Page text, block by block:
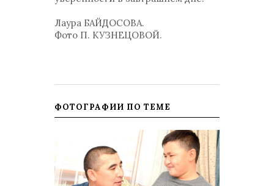
Лаура БАЙДОСОВА.
Фото П. КУЗНЕЦОВОЙ.
ФОТОГРАФИИ ПО ТЕМЕ